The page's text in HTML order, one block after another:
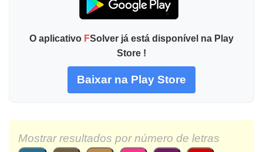
O aplicativo FSolver já está disponível na Play
Store !
Baixar na Play Store
Mostrar resultados por número de letras